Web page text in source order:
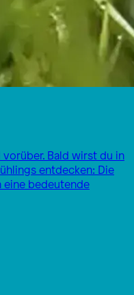
Bald wirst du in
entdecken: Die
eine bedeutende